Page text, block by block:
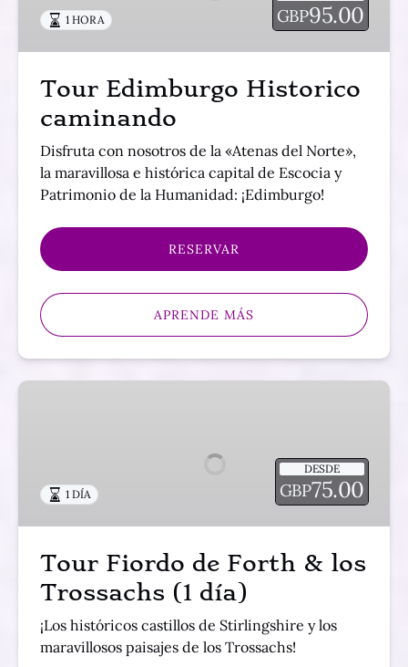
GBP95.00
1 HORA
Tour Edimburgo Historico
caminando
Disfruta con nosotros de la «Atenas del Norte»,
la maravillosa e histórica capital de Escocia y
Patrimonio de la Humanidad: ¡Edimburgo!
RESERVAR
APRENDE MÁS
Tour
Trossachs
DESDE
GBP75.00
1 DÍA
Tour Fiordo de Forth & los
Trossachs (1 día)
¡Los históricos castillos de Stirlingshire y los
maravillosos paisajes de los Trossachs!